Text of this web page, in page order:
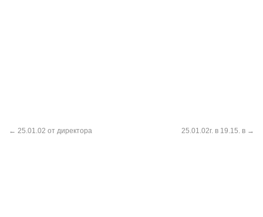
← 25.01.02 от директора 25.01.02г. в 19.15. в →